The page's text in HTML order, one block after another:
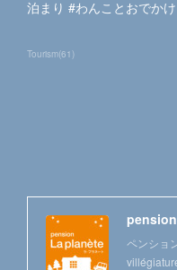
泊まり #わんことおでかけ
Tourism(61)
ペンショ